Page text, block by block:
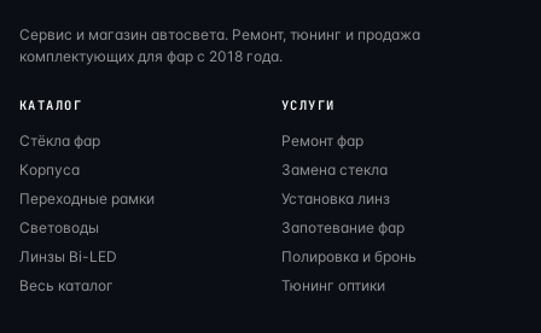
Сервис и магазин автосвета. Ремонт, тюнинг и продажа
комплектующих для фар с 2018 года.
КАТАЛОГ
Стёкла фар
Корпуса
Переходные рамки
Световоды
Линзы Bi-LED
Весь каталог
УСЛУГИ
Ремонт фар
Замена стекла
Установка линз
Запотевание фар
Полировка и бронь
Тюнинг оптики